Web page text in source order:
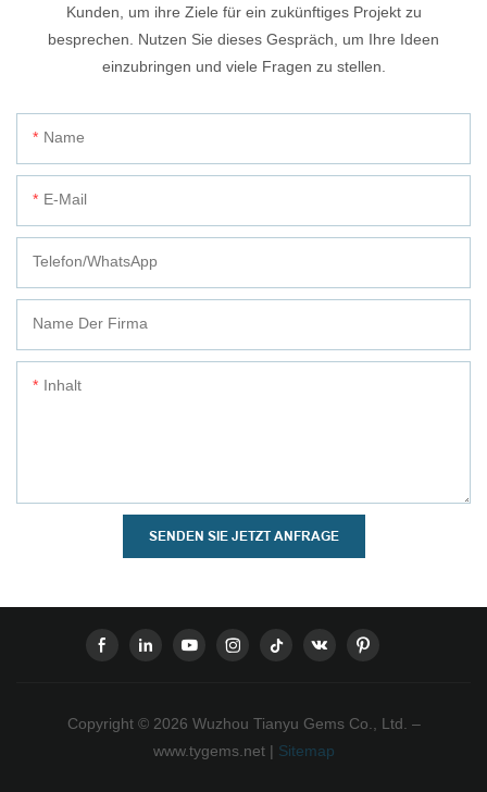
Kunden, um ihre Ziele für ein zukünftiges Projekt zu
besprechen. Nutzen Sie dieses Gespräch, um Ihre Ideen
einzubringen und viele Fragen zu stellen.
Name
E-Mail
Telefon/WhatsApp
Name Der Firma
Inhalt
SENDEN SIE JETZT ANFRAGE
Copyright © 2026 Wuzhou Tianyu Gems Co., Ltd. –
www.tygems.net | Sitemap